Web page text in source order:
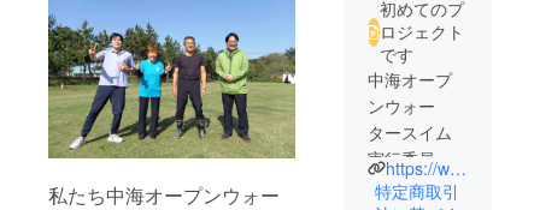
私たち中海オープンウォー
初めてのプ
ロジェクト
です
中海オープ
ンウォー
タースイム
実行委員会
の事務局を
https://www.facebook.com/nakaumiows
特定商取引